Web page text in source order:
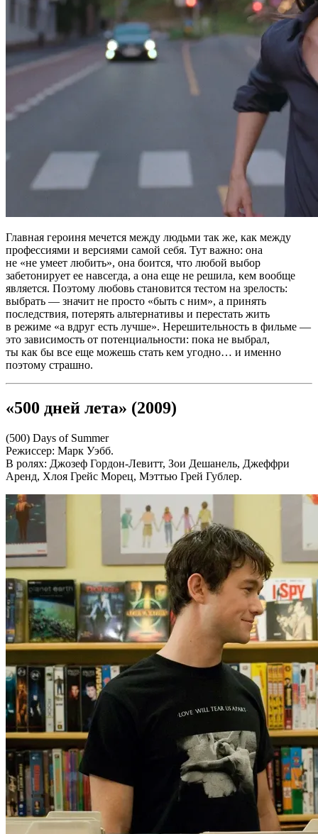
Главная героиня мечется между людьми так же, как между
профессиями и версиями самой себя. Тут важно: она
не «не умеет любить», она боится, что любой выбор
забетонирует ее навсегда, а она еще не решила, кем вообще
является. Поэтому любовь становится тестом на зрелость:
выбрать — значит не просто «быть с ним», а принять
последствия, потерять альтернативы и перестать жить
в режиме «а вдруг есть лучше». Нерешительность в фильме —
это зависимость от потенциальности: пока не выбрал,
ты как бы все еще можешь стать кем угодно… и именно
поэтому страшно.
«500 дней лета» (2009)
(500) Days of Summer
Режиссер: Марк Уэбб.
В ролях: Джозеф Гордон-Левитт, Зои Дешанель, Джеффри
Аренд, Хлоя Грейс Морец, Мэттью Грей Гублер.